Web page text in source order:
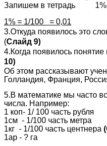
Запишем в тетрадь 1%
1% = 1/100 = 0,01
3.Откуда появилось это
(Слайд 9)
4.Когда появилось
10)
Об этом рассказывают
Голландия, Франция,
5.В математике мы часто
числа. Например:
1 коп- 1/ 100 часть рубля
1см - 1/100 часть метра
1кг - 1/100 часть центнера
1ар - ? га